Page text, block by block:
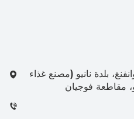
المبنى ٣، قرية يوانفنغ، بلدة نانيو (مصنع غذاء
مقاطعة فوجيان